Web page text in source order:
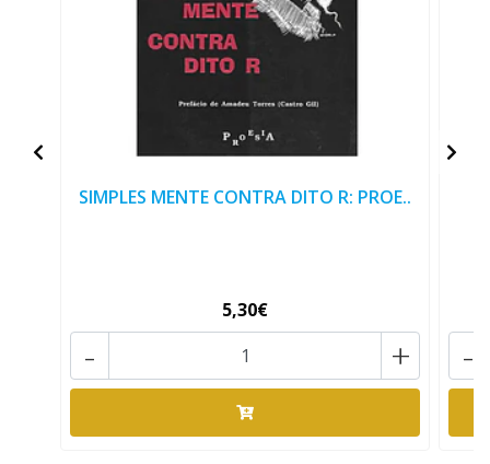
SIMPLES MENTE CONTRA DITO R: PROE..
5,30€
+
- -